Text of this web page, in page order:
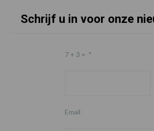
Schrijf u in voor onze
7 + 3 = *
Email